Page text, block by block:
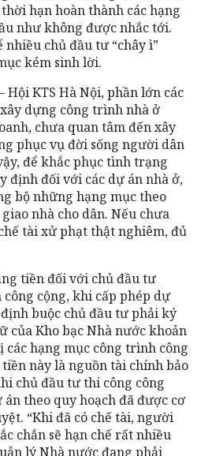
hạn hoàn thành các hạng
như không được nhắc tới.
chủ đầu tư “chây ì”
kém sinh lời.
Hội KTS Hà Nội, phần lớn các
dựng công trình nhà ở
chưa quan tâm đến xây
phục vụ đời sống người dân
để khắc phục tình trạng
định đối với các dự án nhà ở,
bộ những hạng mục theo
nhà cho dân. Nếu chưa
tài xử phạt thật nghiêm, đủ
tiền đối với chủ đầu tư
cộng, khi cấp phép dự
buộc chủ đầu tư phải ký
của Kho bạc Nhà nước khoản
hạng mục công trình công
này là nguồn tài chính bảo
chủ đầu tư thi công công
theo quy hoạch đã được cơ
“Khi đã có chế tài, người
chắn sẽ hạn chế rất nhiều
lý Nhà nước đang phải